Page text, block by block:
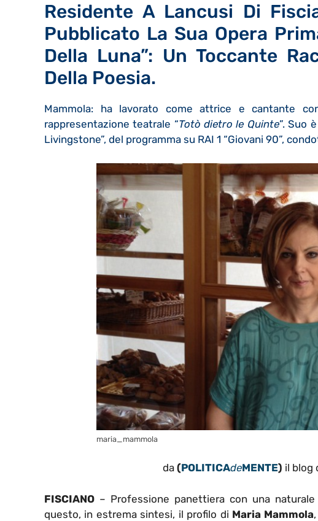
Residente A Lancusi Di
Pubblicato La Sua Opera
Della Luna”: Un Toccante
Della Poesia.
Mammola: ha lavorato come attrice e cantante
rappresentazione teatrale “Totò dietro le Quinte”. Suo
Livingstone”, del programma su RAI 1 “Giovani 90”,
maria_mammola
da (POLITICAdeMENTE) il blog
FISCIANO – Professione panettiera con una naturale
questo, in estrema sintesi, il profilo di Maria Mammola